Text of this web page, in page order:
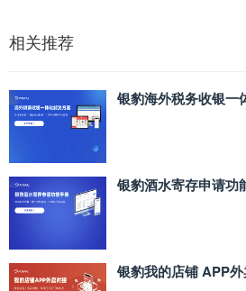
相关推荐
银豹海外税务收银一
银豹酒水寄存申请功
银豹我的店铺 APP